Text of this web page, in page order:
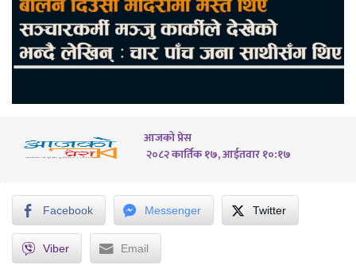
आजको प्रेस
२०८२ कार्तिक १७, आईतवार १०:१७
Facebook Messenger Twitter
Viber Email